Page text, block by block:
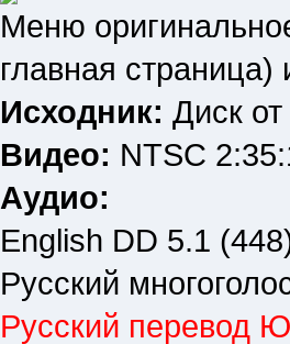
Меню
главная страница)
Исходник: Диск
Видео: NTSC
Аудио:
English DD 5.1
Русский
Русский перевод